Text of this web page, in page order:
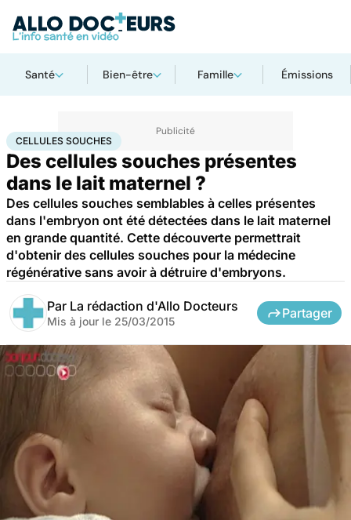
Santé Bien-être Famille Émissions
AccueilSantéMaladies Cellules souches
CELLULES SOUCHES
Des cellules souches présentes
dans le lait maternel ?
Des cellules souches semblables à celles présentes
dans l'embryon ont été détectées dans le lait maternel
en grande quantité. Cette découverte permettrait
d'obtenir des cellules souches pour la médecine
régénérative sans avoir à détruire d'embryons.
Par La rédaction d'Allo Docteurs
Mis à jour le 25/03/2015
Partager